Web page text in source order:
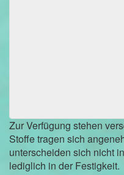
Zur Verfügung stehen
Stoffe tragen sich
unterscheiden sich nicht
lediglich in der Festigkeit.